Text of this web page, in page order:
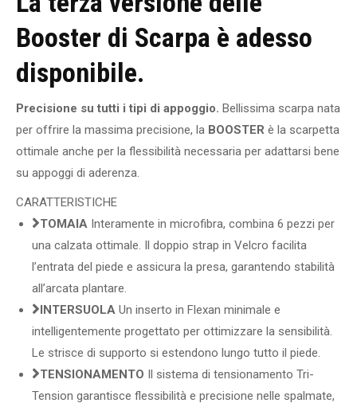
Booster di Scarpa è adesso
disponibile.
Precisione su tutti i tipi di appoggio. Bellissima scarpa nata
per offrire la massima precisione, la BOOSTER è la scarpetta
ottimale anche per la flessibilità necessaria per adattarsi bene
su appoggi di aderenza.
CARATTERISTICHE
TOMAIA Interamente in microfibra, combina 6 pezzi per
una calzata ottimale. Il doppio strap in Velcro facilita
l’entrata del piede e assicura la presa, garantendo stabilità
all’arcata plantare.
INTERSUOLA Un inserto in Flexan minimale e
intelligentemente progettato per ottimizzare la sensibilità.
Le strisce di supporto si estendono lungo tutto il piede.
TENSIONAMENTO Il sistema di tensionamento Tri-
Tension garantisce flessibilità e precisione nelle spalmate,